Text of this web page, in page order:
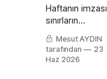
Haftanın imzası
sınırların
bulanıklaşması:
perakende
finansa
Mesut AYDIN
tarafından
23
Haz 2026